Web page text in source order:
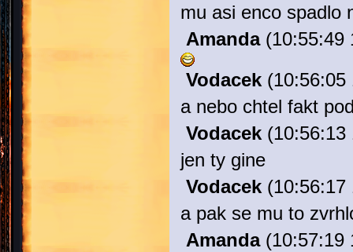
mu asi enco spadlo
Amanda(10:55:49
Vodacek(10:56:05
a nebo chtel fakt
Vodacek(10:56:13
jen ty gine
Vodacek(10:56:17
a pak se mu to
Amanda(10:57:19